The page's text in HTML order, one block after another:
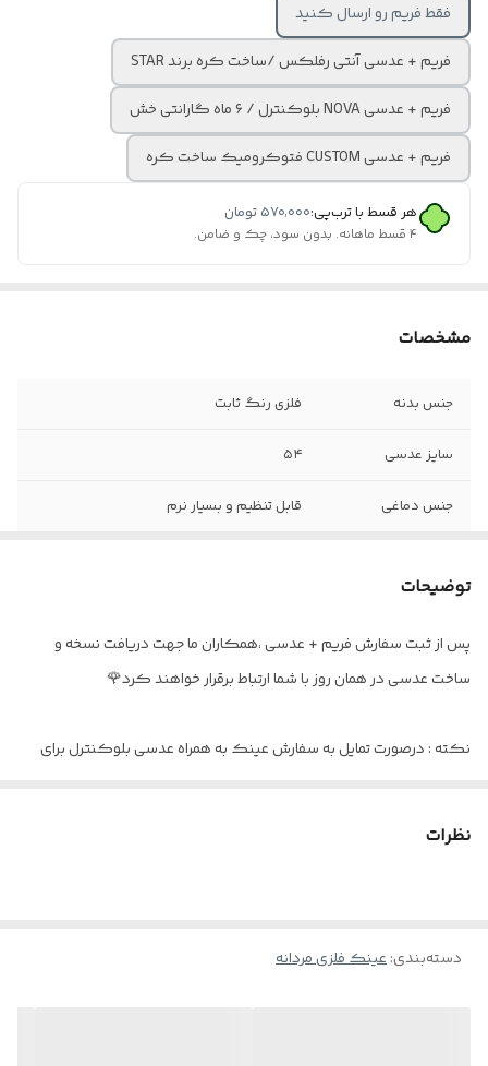
فقط فریم رو ارسال کنید
فریم + عدسی آنتی رفلکس /ساخت کره برند STAR
فریم + عدسی NOVA بلوکنترل / ۶ ماه گارانتی خش
فریم + عدسی CUSTOM فتوکرومیک ساخت کره
هر قسط با ترب‌پی:۵۷۰٬۰۰۰ تومان
۴ قسط ماهانه. بدون سود، چک و ضامن.
مشخصات
جنس بدنه فلزی رنگ ثابت
سایز عدسی ۵۴
جنس دماغی قابل تنظیم و بسیار نرم
توضیحات
پس از ثبت سفارش فریم + عدسی ،همکاران ما جهت دریافت نسخه و
ساخت عدسی در همان روز با شما ارتباط برقرار خواهند کرد🌹
نکته : درصورت تمایل به سفارش عینک به همراه عدسی بلوکنترل برای
نظرات
دسته‌بندی:عینک فلزی مردانه